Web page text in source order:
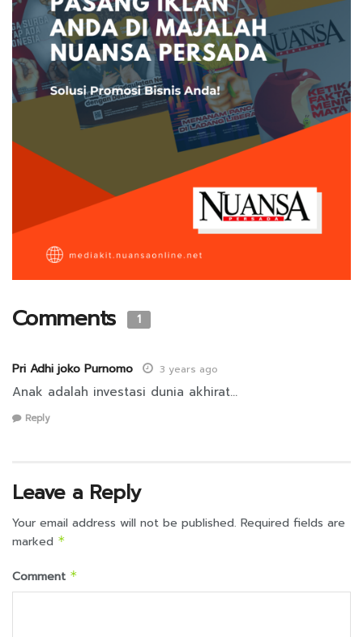
Comments 1
Pri Adhi joko Purnomo 3 years ago
Anak adalah investasi dunia akhirat…
Reply
Leave a Reply
Your email address will not be published. Required fields are
marked *
Comment *